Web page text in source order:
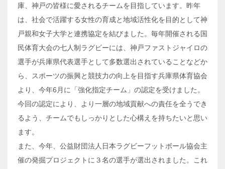
庫、神戸の皆様に愛されるチームを目指しています。昨年
は、社会で活躍する女性の育成と地域活性化を目的として神
戸親和女子大学と連携協定を結びました。毎年開催される国
民体育大会の七人制ラグビーには、神戸ファストジャイロの
選手が兵庫県代表選手として多数選出されていることなどか
ら、スポーツの振興と競技力の向上を目指す兵庫県体育協会
より、今年6月に「強化指定チーム」の認定を受けました。
今回の認定により、より一層の地域貢献への責任を全うでき
るよう、チームでもしっかりとした心構えを持ちたいと思い
ます。
また、今年、公益財団法人日本ラグビーフットボール協会主
催の発掘プロジェクトに３名の選手が選出されました。これ